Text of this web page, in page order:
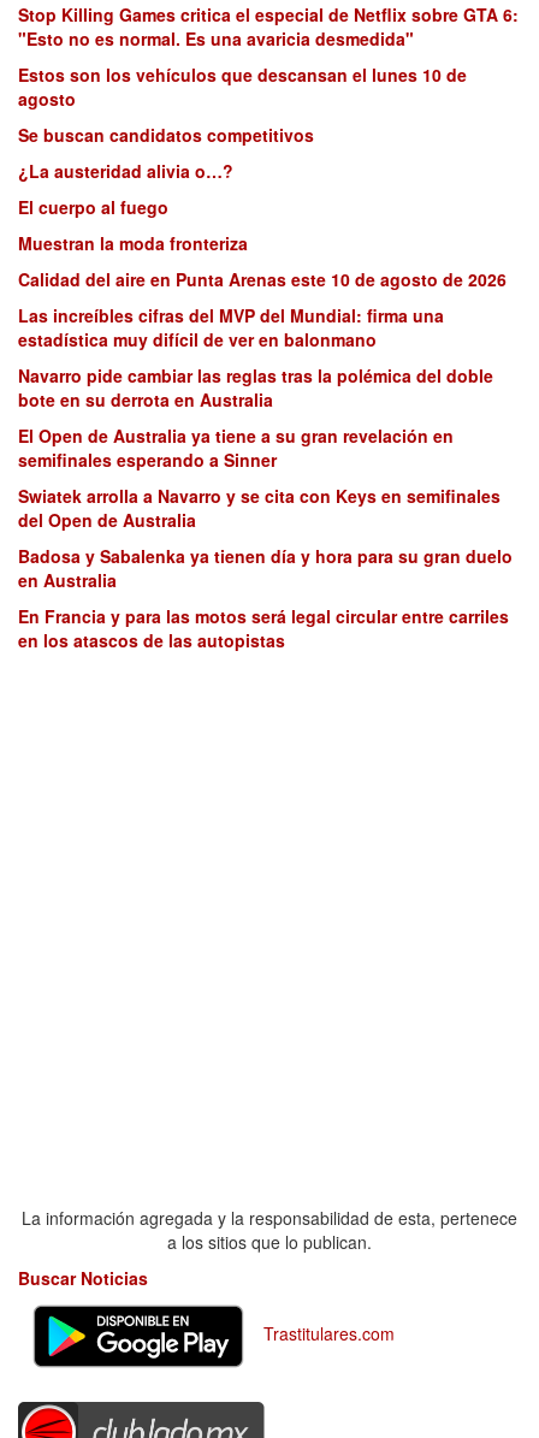
Stop Killing Games critica el especial de Netflix sobre GTA 6:
"Esto no es normal. Es una avaricia desmedida"
Estos son los vehículos que descansan el lunes 10 de
agosto
Se buscan candidatos competitivos
¿La austeridad alivia o…?
El cuerpo al fuego
Muestran la moda fronteriza
Calidad del aire en Punta Arenas este 10 de agosto de 2026
Las increíbles cifras del MVP del Mundial: firma una
estadística muy difícil de ver en balonmano
Navarro pide cambiar las reglas tras la polémica del doble
bote en su derrota en Australia
El Open de Australia ya tiene a su gran revelación en
semifinales esperando a Sinner
Swiatek arrolla a Navarro y se cita con Keys en semifinales
del Open de Australia
Badosa y Sabalenka ya tienen día y hora para su gran duelo
en Australia
En Francia y para las motos será legal circular entre carriles
en los atascos de las autopistas
La información agregada y la responsabilidad de esta, pertenece
a los sitios que lo publican.
Buscar Noticias
Trastitulares.com